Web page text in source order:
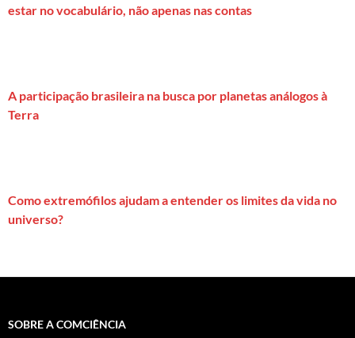
estar no vocabulário, não apenas nas contas
A participação brasileira na busca por planetas análogos à
Terra
Como extremófilos ajudam a entender os limites da vida no
universo?
SOBRE A COMCIÊNCIA